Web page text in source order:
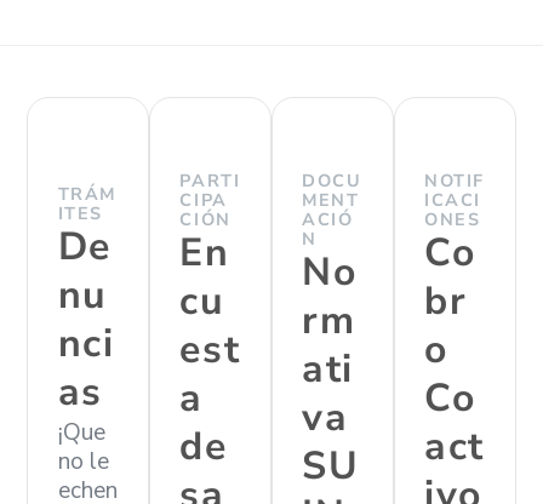
TRÁM
ITES
De
nu
nci
as
¡Que
no le
echen
PARTI
CIPA
CIÓN
En
cu
est
a
de
DOCU
MENT
ACIÓ
N
No
rm
ati
va
SU
NOTIF
ICACI
ONES
Co
br
o
Co
act